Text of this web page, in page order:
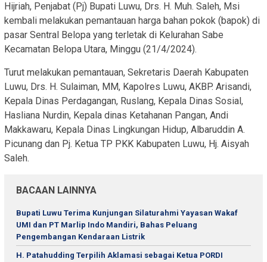
Hijriah, Penjabat (Pj) Bupati Luwu, Drs. H. Muh. Saleh, Msi
kembali melakukan pemantauan harga bahan pokok (bapok) di
pasar Sentral Belopa yang terletak di Kelurahan Sabe
Kecamatan Belopa Utara, Minggu (21/4/2024).
Turut melakukan pemantauan, Sekretaris Daerah Kabupaten
Luwu, Drs. H. Sulaiman, MM, Kapolres Luwu, AKBP. Arisandi,
Kepala Dinas Perdagangan, Ruslang, Kepala Dinas Sosial,
Hasliana Nurdin, Kepala dinas Ketahanan Pangan, Andi
Makkawaru, Kepala Dinas Lingkungan Hidup, Albaruddin A.
Picunang dan Pj. Ketua TP PKK Kabupaten Luwu, Hj. Aisyah
Saleh.
BACAAN LAINNYA
Bupati Luwu Terima Kunjungan Silaturahmi Yayasan Wakaf
UMI dan PT Marlip Indo Mandiri, Bahas Peluang
Pengembangan Kendaraan Listrik
H. Patahudding Terpilih Aklamasi sebagai Ketua PORDI